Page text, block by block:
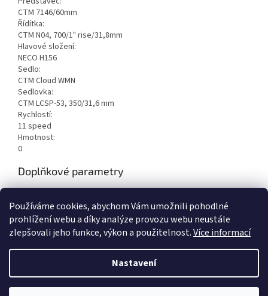
Používáme cookies, abychom Vám umožnili pohodlné
prohlížení webu a díky analýze provozu webu neustále
zlepšovali jeho funkce, výkon a použitelnost.Více informací
Nastavení
CTM 7146/60mm
Řídítka:
CTM N04, 700/1" rise/31,8mm
Hlavové složení:
NECO H156
Sedlo:
CTM Cloud WMN
Sedlovka:
CTM LCSP-53, 350/31,6 mm
Rychlostí:
11 speed
Hmotnost:
0
Doplňkové parametry
EAN: 8585036079470
Vytvořil Shoptet